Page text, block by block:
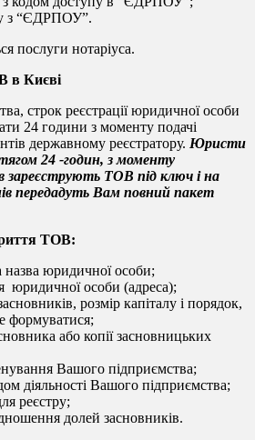
з “ЄДРПОУ”.
послуги нотаріуса.
в Києві
строк реєстрації юридичної особи
24 години з моменту подачі
державному реєстратору. Юристи
24 -годин, з моменту
зареєструють ТОВ під ключ і на
передадуть Вам повний пакет
ТОВ:
назва юридичної особи;
юридичної особи (адреса);
розмір капіталу і порядок,
формуватися;
або копії засновницьких
Вашого підприємства;
діяльності Вашого підприємства;
реєстру;
долей засновників.